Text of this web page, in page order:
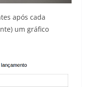
após cada
um gráfico